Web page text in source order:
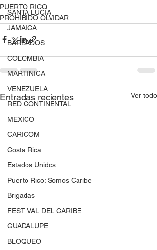
SANTA LUCÍA
JAMAICA
BARBADOS
COLOMBIA
MARTINICA
VENEZUELA
RED CONTINENTAL
MEXICO
CARICOM
Costa Rica
Estados Unidos
Puerto Rico: Somos Caribe
Brigadas
FESTIVAL DEL CARIBE
GUADALUPE
BLOQUEO
PUERTO RICO
PROHIBIDO OLVIDAR
Entradas recientes Ver todo